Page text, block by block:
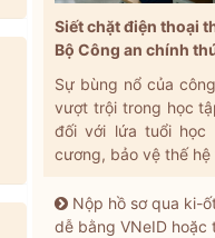
Siết chặt điện thoại
Bộ Công an chính
Sự bùng nổ của
vượt trội trong học
đối với lứa tuổi học
cương, bảo vệ thế hệ
Nộp hồ sơ qua ki-
dễ bằng VNeID hoặc